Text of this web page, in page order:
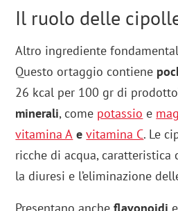
Il ruolo delle
Altro ingrediente
Questo ortaggio contiene
26 kcal per 100 gr di
minerali, come potassio e
vitamina A evitamina C. Le
ricche di acqua, caratteristica
la diuresi e l’eliminazione
Presentano ancheflavonoidi